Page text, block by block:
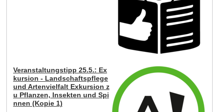
Veranstaltungstipp 25.5.: Ex
kursion - Landschaftspflege
und Artenvielfalt Exkursion z
u Pflanzen, Insekten und Spi
nnen (Kopie 1)